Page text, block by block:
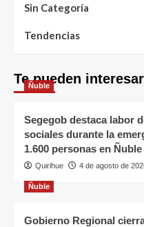
Sin Categoría
Tendencias
Te pueden interesar
Ñuble
Segegob destaca labor
sociales durante la
1.600 personas en Ñuble
Quirihue 4 de agosto de
Ñuble
Gobierno Regional